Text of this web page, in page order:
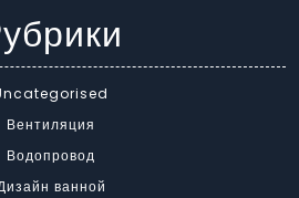
Вентиляция
Водопровод
ванной